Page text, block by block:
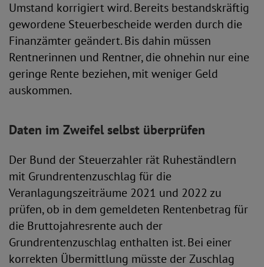
Umstand korrigiert wird. Bereits bestandskräftig
gewordene Steuerbescheide werden durch die
Finanzämter geändert. Bis dahin müssen
Rentnerinnen und Rentner, die ohnehin nur eine
geringe Rente beziehen, mit weniger Geld
auskommen.
Daten im Zweifel selbst überprüfen
Der Bund der Steuerzahler rät Ruheständlern
mit Grundrentenzuschlag für die
Veranlagungszeiträume 2021 und 2022 zu
prüfen, ob in dem gemeldeten Rentenbetrag für
die Bruttojahresrente auch der
Grundrentenzuschlag enthalten ist. Bei einer
korrekten Übermittlung müsste der Zuschlag